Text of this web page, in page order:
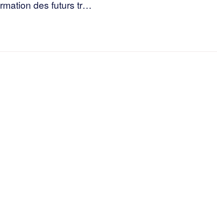
des futurs tr…